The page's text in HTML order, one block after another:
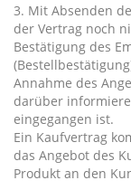
3. Mit Absenden
der Vertrag noch
Bestätigung des
Annahme des
darüber
eingegangen ist.
Ein Kaufvertrag
das Angebot des
Produkt an den